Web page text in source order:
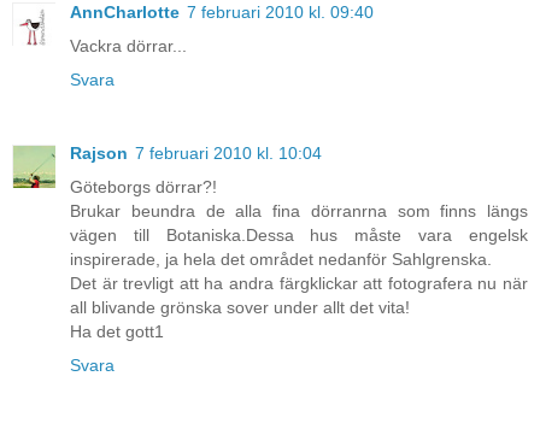
AnnCharlotte 7 februari 2010 kl. 09:40
Vackra dörrar...
Svara
Rajson 7 februari 2010 kl. 10:04
Göteborgs dörrar?!
Brukar beundra de alla fina dörranrna som finns längs
vägen till Botaniska.Dessa hus måste vara engelsk
inspirerade, ja hela det området nedanför Sahlgrenska.
Det är trevligt att ha andra färgklickar att fotografera nu när
all blivande grönska sover under allt det vita!
Ha det gott1
Svara